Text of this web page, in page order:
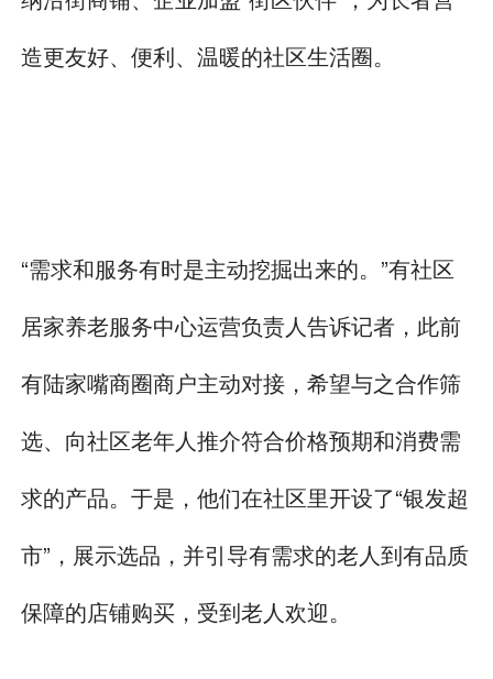
造更友好、便利、温暖的社区生活圈。
“需求和服务有时是主动挖掘出来的。”有社区
居家养老服务中心运营负责人告诉记者，此前
有陆家嘴商圈商户主动对接，希望与之合作筛
选、向社区老年人推介符合价格预期和消费需
求的产品。于是，他们在社区里开设了“银发超
市”，展示选品，并引导有需求的老人到有品质
保障的店铺购买，受到老人欢迎。